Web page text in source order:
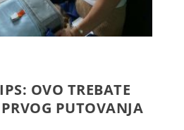
OVO TREBATE
PUTOVANJA